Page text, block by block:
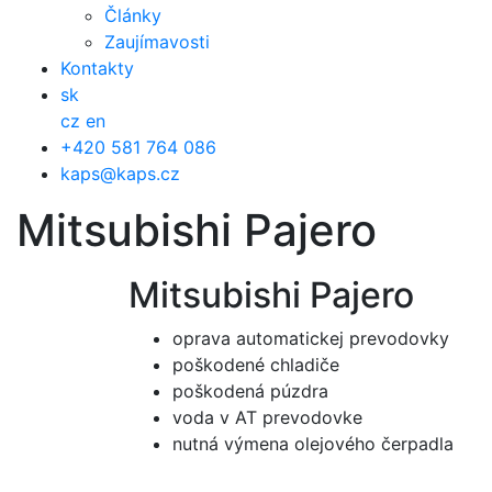
Články
Zaujímavosti
Kontakty
sk
cz en
+420 581 764 086
kaps@kaps.cz
Mitsubishi Pajero
Mitsubishi Pajero
oprava automatickej prevodovky
poškodené chladiče
poškodená púzdra
voda v AT prevodovke
nutná výmena olejového čerpadla